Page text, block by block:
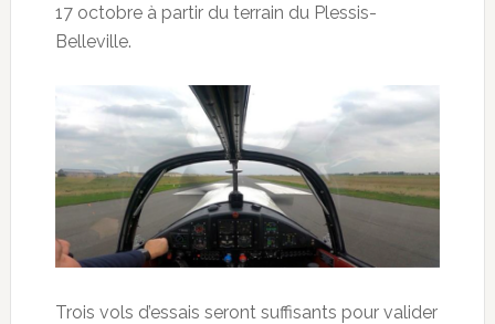
17 octobre à partir du terrain du Plessis-
Belleville.
Trois vols d’essais seront suffisants pour valider